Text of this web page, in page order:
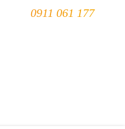
0911 061 177